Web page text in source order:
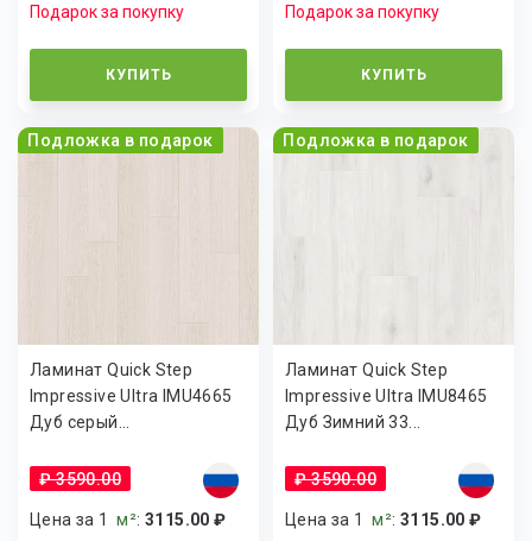
Подарок за покупку
КУПИТЬ
Подарок за покупку
КУПИТЬ
Подложка в подарок
Ламинат Quick Step
Impressive Ultra IMU4665
Дуб серый...
₽ 3590.00
Цена за 1м²:3115.00 ₽
Подложка в подарок
Ламинат Quick Step
Impressive Ultra IMU8465
Дуб Зимний 33...
₽ 3590.00
Цена за 1м²:3115.00 ₽